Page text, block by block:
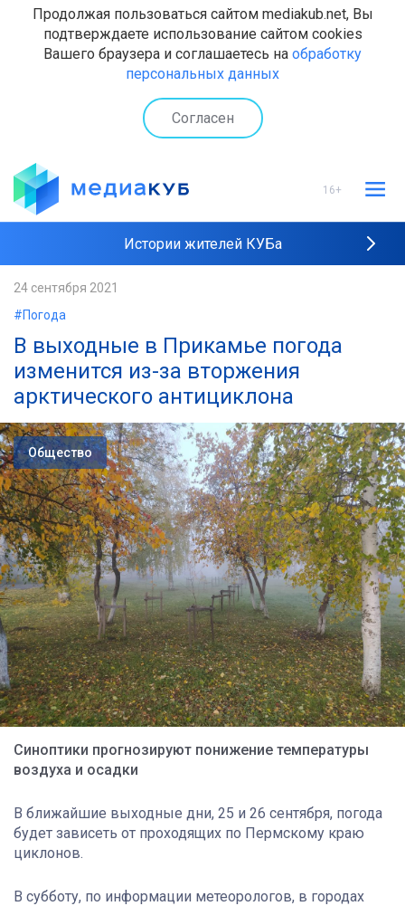
Продолжая пользоваться сайтом mediakub.net, Вы
подтверждаете использование сайтом cookies
Вашего браузера и соглашаетесь на обработку
персональных данных
Согласен
16+
Истории жителей КУБа
24 сентября 2021
#Погода
В выходные в Прикамье погода
изменится из-за вторжения
арктического антициклона
Общество
Синоптики прогнозируют понижение температуры
воздуха и осадки
В ближайшие выходные дни, 25 и 26 сентября, погода
будет зависеть от проходящих по Пермскому краю
циклонов.
В субботу, по информации метеорологов, в городах